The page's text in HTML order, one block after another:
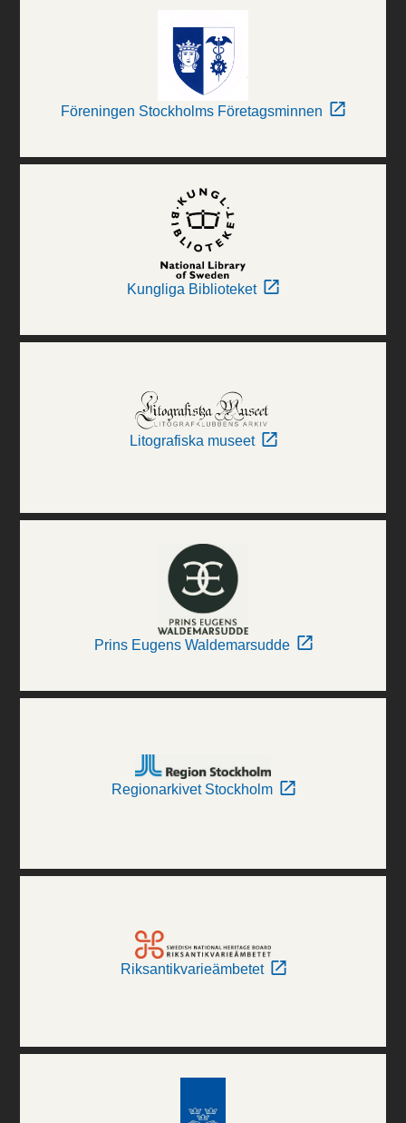
Föreningen Stockholms Företagsminnen
Kungliga Biblioteket
Litografiska museet
Prins Eugens Waldemarsudde
Regionarkivet Stockholm
Riksantikvarieämbetet